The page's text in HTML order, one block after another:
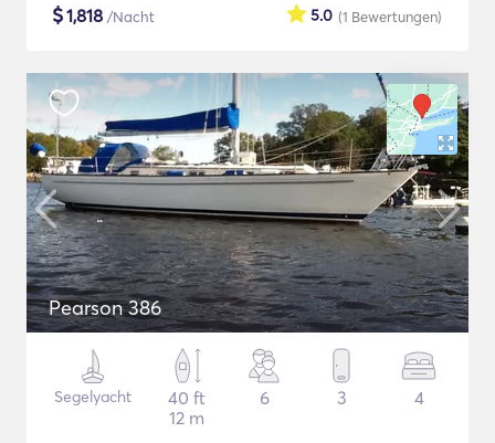
$1,818 /Nacht (1 Bewertungen)
5.0
Pearson 386
Segelyacht
40 ft
12 m
6 3 4